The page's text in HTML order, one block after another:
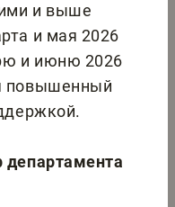
и выше
и мая 2026
и июню 2026
повышенный
департамента